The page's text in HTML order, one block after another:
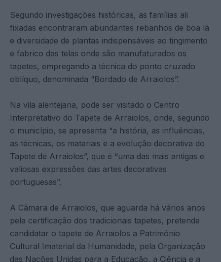
Segundo investigações históricas, as famílias ali
fixadas encontraram abundantes rebanhos de boa lã
e diversidade de plantas indispensáveis ao tingimento
e fabrico das telas onde são manufaturados os
tapetes, empregando a técnica do ponto cruzado
oblíquo, denominada “Bordado de Arraiolos”.
Na vila alentejana, pode ser visitado o Centro
Interpretativo do Tapete de Arraiolos, onde, segundo
o município, se apresenta “a história, as influências,
as técnicas, os materiais e a evolução decorativa do
Tapete de Arraiolos”, que é “uma das mais antigas e
valiosas expressões das artes decorativas
portuguesas”.
A Câmara de Arraiolos, que aguarda há vários anos
pela certificação dos tradicionais tapetes, pretende
candidatar o tapete de Arraiolos a Património
Cultural Imaterial da Humanidade, pela Organização
das Nações Unidas para a Educação, a Ciência e a